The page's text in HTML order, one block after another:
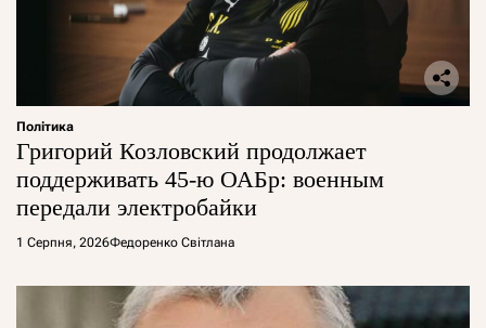
Політика
Григорий Козловский продолжает
поддерживать 45-ю ОАБр: военным
передали электробайки
1 Серпня, 2026Федоренко Світлана